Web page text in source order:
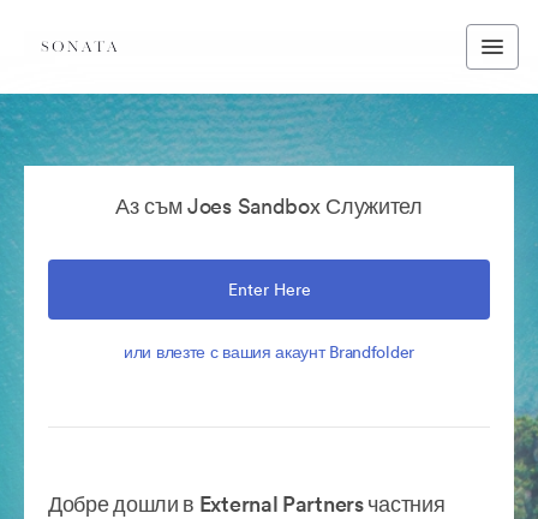
Аз съм Joes Sandbox Служител
Enter Here
или влезте с вашия акаунт Brandfolder
Добре дошли в External Partners частния